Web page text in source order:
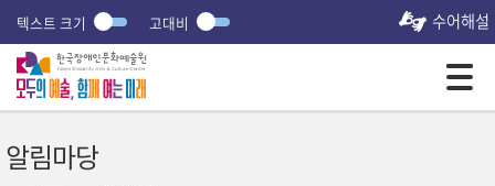
텍스트 크기 고대비 수어해설
알림마당